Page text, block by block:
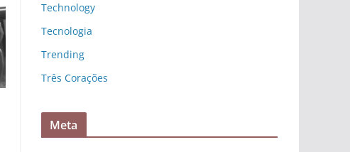
Technology
Tecnologia
Trending
Três Corações
Meta